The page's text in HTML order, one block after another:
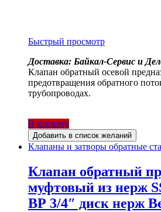
Быстрый просмотр
Доставка: Байкал-Сервис и
Клапан обратный осевой
предотвращения обратного
трубопроводах.
В корзину
Добавить в список желаний
Клапаны и затворы обратные
Клапан обратный
муфтовый из нерж
ВР 3/4″ диск нерж